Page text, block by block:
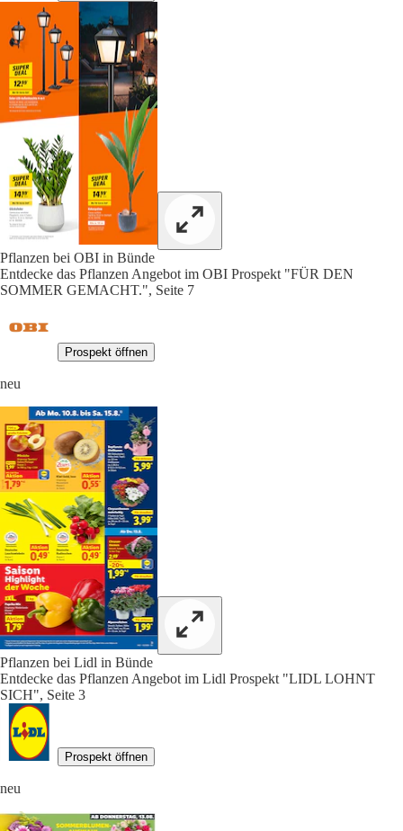
Pflanzen bei OBI in Bünde
Entdecke das Pflanzen Angebot im OBI Prospekt "FÜR DEN
SOMMER GEMACHT.", Seite 7
Prospekt öffnen
neu
Pflanzen bei Lidl in Bünde
Entdecke das Pflanzen Angebot im Lidl Prospekt "LIDL LOHNT
SICH", Seite 3
Prospekt öffnen
neu